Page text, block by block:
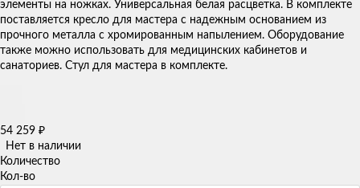
элементы на ножках.​ Универсальная белая расцветка.​ В комплекте
поставляется кресло для мастера с надежным основанием из
прочного металла с хромированным напылением. Оборудование
также можно использовать для медицинских кабинетов и
санаториев. Стул для мастера в комплекте.
54 259 ₽
Нет в наличии
Количество
Кол-во